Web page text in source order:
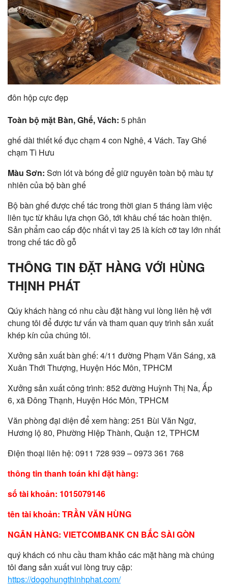
đôn hộp cực đẹp
Toàn bộ mặt Bàn, Ghế, Vách: 5 phân
ghế dài thiết kế đục chạm 4 con Nghê, 4 Vách. Tay Ghế
chạm Tì Hưu
Màu Sơn: Sơn lót và bóng để giữ nguyên toàn bộ màu tự
nhiên của bộ bàn ghế
Bộ bàn ghế được chế tác trong thời gian 5 tháng làm việc
liên tục từ khâu lựa chọn Gô, tới khâu chế tác hoàn thiện.
Sản phẩm cao cấp độc nhất vì tay 25 là kích cỡ tay lớn nhất
trong chế tác đồ gỗ
THÔNG TIN ĐẶT HÀNG VỚI HÙNG
THỊNH PHÁT
Qúy khách hàng có nhu cầu đặt hàng vui lòng liên hệ với
chung tôi để được tư vấn và tham quan quy trình sản xuất
khép kín của chúng tôi.
Xưởng sản xuất bàn ghế: 4/11 đường Phạm Văn Sáng, xã
Xuân Thới Thượng, Huyện Hóc Môn, TPHCM
Xưởng sản xuất công trình: 852 đường Huỳnh Thị Na, Ấp
6, xã Đông Thạnh, Huyện Hóc Môn, TPHCM
Văn phòng đại diện để xem hàng: 251 Bùi Văn Ngữ,
Hương lộ 80, Phường Hiệp Thành, Quận 12, TPHCM
Điện thoại liên hệ: 0911 728 939 – 0973 361 768
thông tin thanh toán khi đặt hàng:
số tài khoản: 1015079146
tên tài khoản: TRẦN VĂN HÙNG
NGÂN HÀNG: VIETCOMBANK CN BẮC SÀI GÒN
quý khách có nhu cầu tham khảo các mặt hàng mà chúng
tôi đang sản xuất vui lòng truy cập:
https://dogohungthinhphat.com/